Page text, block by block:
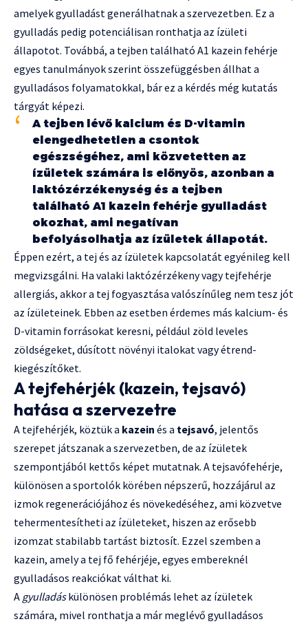
amelyek gyulladást generálhatnak a szervezetben. Ez a
gyulladás pedig potenciálisan ronthatja az ízületi
állapotot. Továbbá, a tejben található A1 kazein fehérje
egyes tanulmányok szerint összefüggésben állhat a
gyulladásos folyamatokkal, bár ez a kérdés még kutatás
tárgyát képezi.
A tejben lévő kalcium és D-vitamin
elengedhetetlen a csontok
egészségéhez, ami közvetetten az
ízületek számára is előnyös, azonban a
laktózérzékenység és a tejben
található A1 kazein fehérje gyulladást
okozhat, ami negatívan
befolyásolhatja az ízületek állapotát.
Éppen ezért, a tej és az ízületek kapcsolatát egyénileg kell
megvizsgálni. Ha valaki laktózérzékeny vagy tejfehérje
allergiás, akkor a tej fogyasztása valószínűleg nem tesz jót
az ízületeinek. Ebben az esetben érdemes más kalcium- és
D-vitamin forrásokat keresni, például zöld leveles
zöldségeket, dúsított növényi italokat vagy étrend-
kiegészítőket.
A tejfehérjék (kazein, tejsavó)
hatása a szervezetre
A tejfehérjék, köztük a kazein és a tejsavó, jelentős
szerepet játszanak a szervezetben, de az ízületek
szempontjából kettős képet mutatnak. A tejsavófehérje,
különösen a sportolók körében népszerű, hozzájárul az
izmok regenerációjához és növekedéséhez, ami közvetve
tehermentesítheti az ízületeket, hiszen az erősebb
izomzat stabilabb tartást biztosít. Ezzel szemben a
kazein, amely a tej fő fehérjéje, egyes embereknél
gyulladásos reakciókat válthat ki.
A gyulladáskülönösen problémás lehet az ízületek
számára, mivel ronthatja a már meglévő gyulladásos